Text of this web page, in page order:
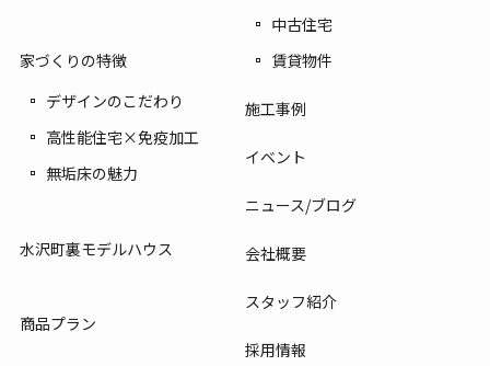
家づくりの特徴
デザインのこだわり
高性能住宅×免疫加工
無垢床の魅力
水沢町裏モデルハウス
商品プラン
中古住宅
賃貸物件
施工事例
イベント
ニュース/ブログ
会社概要
スタッフ紹介
採用情報